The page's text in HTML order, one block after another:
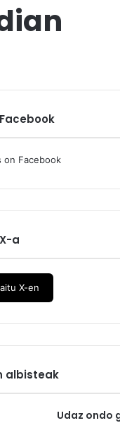
on Facebook
a
X-en
albisteak
Udaz ondo